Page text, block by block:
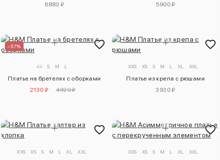
6880 ₽
5900 ₽
–57%
XS S M L
Платье на бретелях с оборками
2130 ₽
4920 ₽
XXS XS S M L XL XXL
Платье из крепа с рюшами
3930 ₽
XXS XS S M L XL XXL XXS XS S M L XL XXL